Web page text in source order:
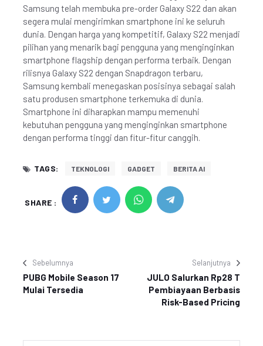
Samsung telah membuka pre-order Galaxy S22 dan akan
segera mulai mengirimkan smartphone ini ke seluruh
dunia. Dengan harga yang kompetitif, Galaxy S22 menjadi
pilihan yang menarik bagi pengguna yang menginginkan
smartphone flagship dengan performa terbaik. Dengan
rilisnya Galaxy S22 dengan Snapdragon terbaru,
Samsung kembali menegaskan posisinya sebagai salah
satu produsen smartphone terkemuka di dunia.
Smartphone ini diharapkan mampu memenuhi
kebutuhan pengguna yang menginginkan smartphone
dengan performa tinggi dan fitur-fitur canggih.
TAGS: TEKNOLOGI GADGET BERITA AI
SHARE :
Sebelumnya
PUBG Mobile Season 17
Mulai Tersedia
Selanjutnya
JULO Salurkan Rp28 T
Pembiayaan Berbasis
Risk-Based Pricing